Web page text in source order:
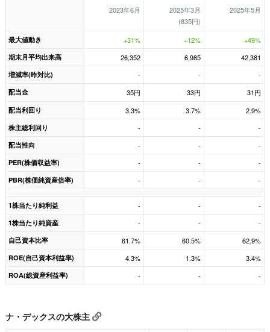
2023年6月
2025年3月
(835円)
2025年5月
最大値動き +31% +12% +49%
期末月平均出来高 26,352 6,985 42,381
増減率(昨対比) - - -
配当金 35円 33円 31円
配当利回り 3.3% 3.7% 2.9%
株主総利回り - - -
配当性向 - - -
PER(株価収益率) - - -
PBR(株価純資産倍率) - - -
1株当たり純利益 - - -
1株当たり純資産 - - -
自己資本比率 61.7% 60.5% 62.9%
ROE(自己資本利益率) 4.3% 1.3% 3.4%
ROA(総資産利益率) - - -
ナ・デックスの大株主